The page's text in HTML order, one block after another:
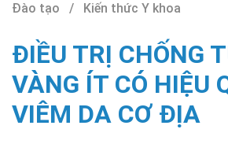
Đào tạo / Kiến thức Y khoa
ĐIỀU TRỊ CHỐNG
VÀNG ÍT CÓ HIỆU
VIÊM DA CƠ ĐỊA